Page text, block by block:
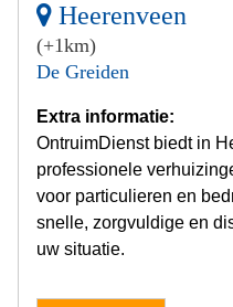
Heerenveen
(+1km)
De Greiden
Extra informatie:
OntruimDienst biedt in
professionele
voor particulieren en
snelle, zorgvuldige en
uw situatie.